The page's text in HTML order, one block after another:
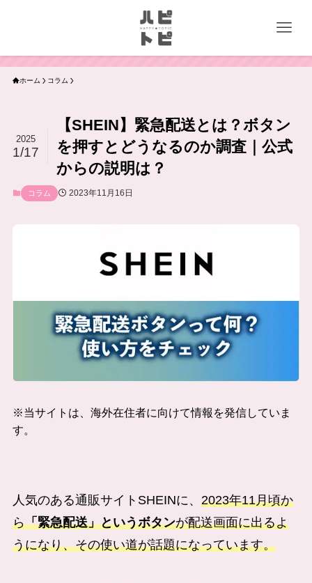
ホーム コラム
【SHEIN】緊急配送とは？ボタン
を押すとどうなるのか調査｜公式
からの説明は？
2025
1/17
コラム 2023年11月16日
※当サイトは、海外在住者に向けて情報を発信していま
す。
人気のある通販サイトSHEINに、 2023年11月頃か
ら「緊急配送」というボタンが配送画面に出るよ
うになり、その使い道が話題になっています。